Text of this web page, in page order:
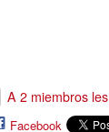
A 2 miembros
Facebook